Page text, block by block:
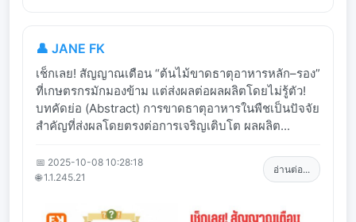
👤 JANE FK
เช็กเลย! สัญญาณเตือน “ต้นไม้ขาดธาตุอาหารหลัก–รอง”
ที่เกษตรกรมักมองข้าม แต่ส่งผลต่อผลผลิตโดยไม่รู้ตัว!
บทคัดย่อ (Abstract) การขาดธาตุอาหารในพืชเป็นปัจจัย
สำคัญที่ส่งผลโดยตรงต่อการเจริญเติบโต ผลผลิต...
📅 2025-10-08 10:28:18
🌐 1.1.245.21
อ่านต่อ...